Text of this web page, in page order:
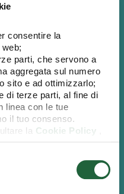
consentire la
parti, che servono a
aggregata sul numero
sito e ad ottimizzarlo;
di terze parti, al fine di
linea con le tue
il tuo consenso.
la Cookie Policy
mantenimento del
raccomandato
0,30%